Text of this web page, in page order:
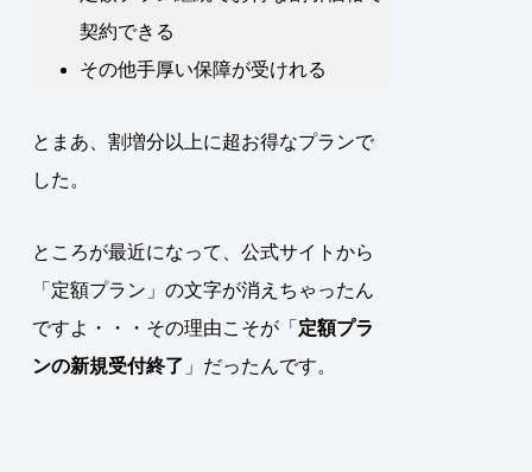
契約できる
その他手厚い保障が受けれる
とまあ、割増分以上に超お得なプランで
した。
ところが最近になって、公式サイトから
「定額プラン」の文字が消えちゃったん
ですよ・・・ その理由こそが「 定額プラ
ンの新規受付終了 」だったんです。